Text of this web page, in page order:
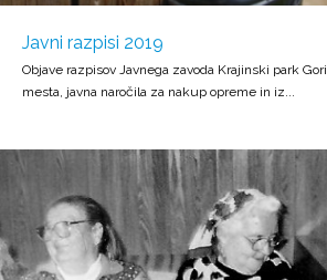
Javni razpisi 2019
Objave razpisov Javnega zavoda Krajinski park
mesta, javna naročila za nakup opreme in iz...